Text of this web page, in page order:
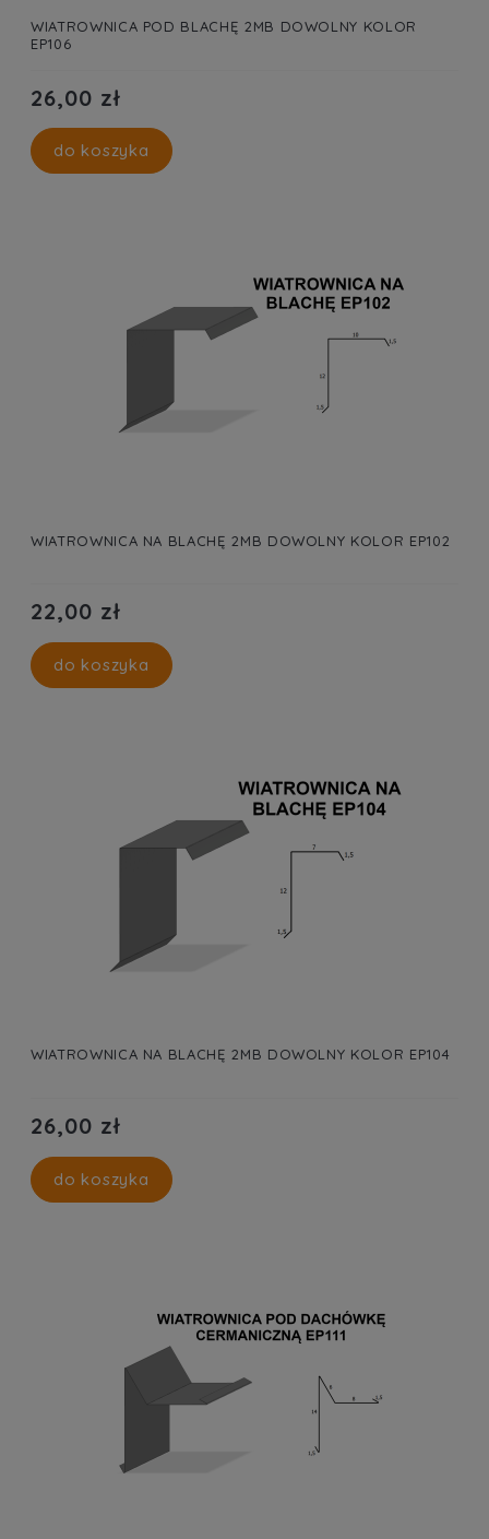
WIATROWNICA POD BLACHĘ 2MB DOWOLNY KOLOR
EP106
26,00 zł
do koszyka
WIATROWNICA NA BLACHĘ 2MB DOWOLNY KOLOR EP102
22,00 zł
do koszyka
WIATROWNICA NA BLACHĘ 2MB DOWOLNY KOLOR EP104
26,00 zł
do koszyka